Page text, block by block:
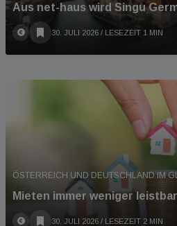
Aus net-haus wird Singu
30. JULI 2026 / LESEZEIT 1 MIN
ÖSTERREICH UND DEUTSCHLAND IM
Mieten immer weniger leistbar
30. JULI 2026 / LESEZEIT 2 MIN